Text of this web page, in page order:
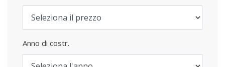
Anno di costr.